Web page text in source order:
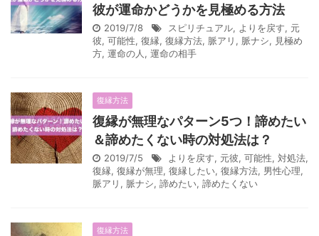
彼が運命かどうかを見極める方法
2019/7/8 スピリチュアル, よりを戻す, 元
彼, 可能性, 復縁, 復縁方法, 脈アリ , 脈ナシ, 見極め
方, 運命の人 , 運命の相手
復縁方法
復縁が無理なパターン5つ！諦めたい
＆諦めたくない時の対処法は？
2019/7/5 よりを戻す, 元彼, 可能性, 対処法,
復縁, 復縁が無理, 復縁したい, 復縁方法, 男性心理,
脈アリ , 脈ナシ, 諦めたい, 諦めたくない
復縁方法